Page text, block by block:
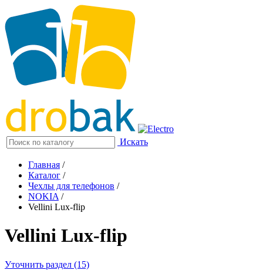
Искать
Главная /
Каталог /
Чехлы для телефонов /
NOKIA /
Vellini Lux-flip
Vellini Lux-flip
Уточнить раздел (15)